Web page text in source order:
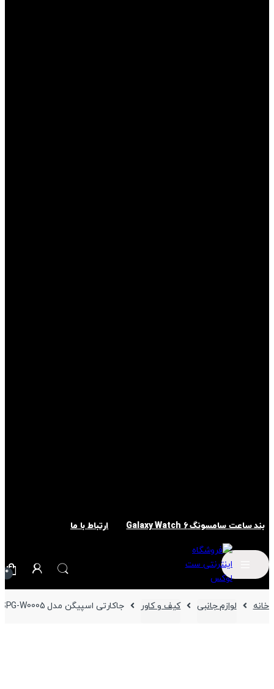
بند ساعت سامسونگ Galaxy Watch 6 ارتباط با ما
0
خانه لوازم جانبی کیف و کاور جاکارتی اسپیگن مدل S ‎SPG-W0005